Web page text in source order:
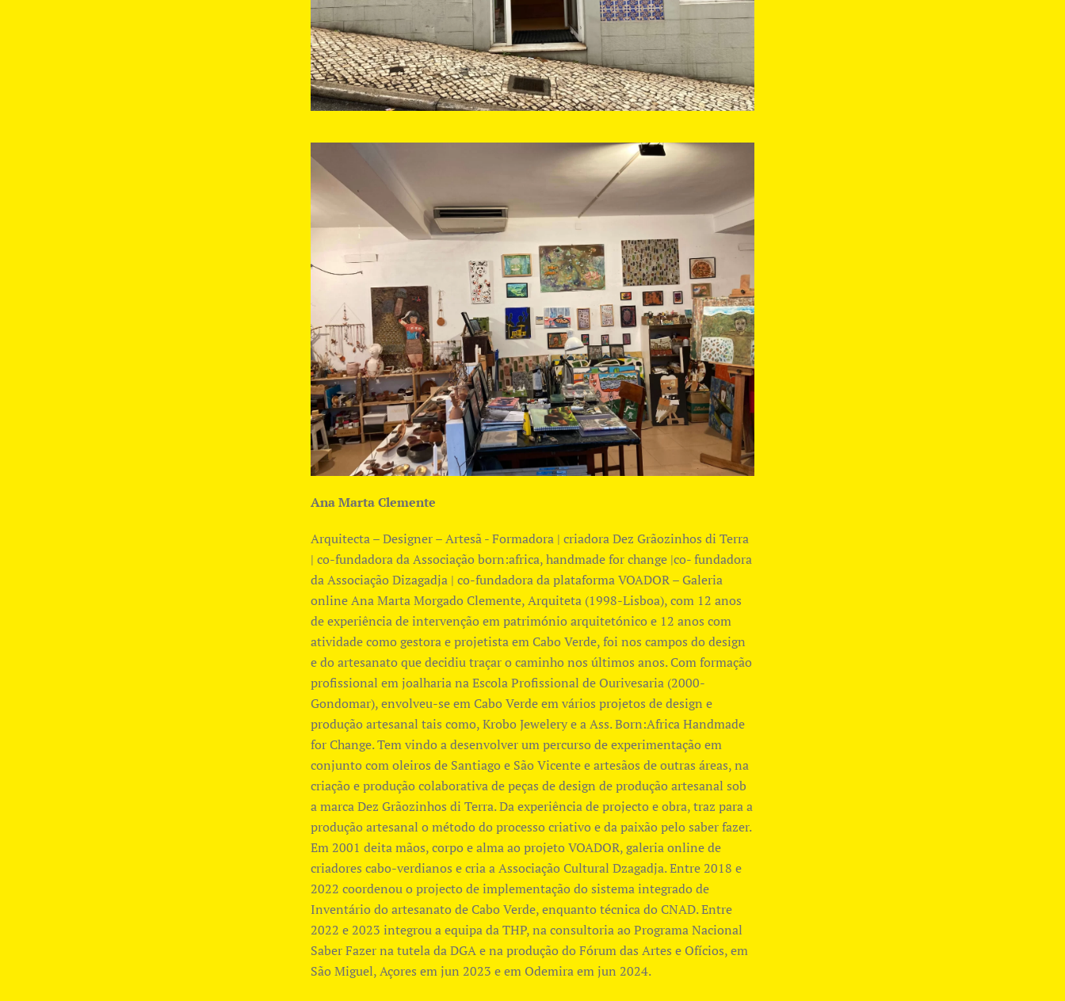
Ana Marta Clemente
Arquitecta – Designer – Artesã - Formadora | criadora Dez Grãozinhos di Terra
| co-fundadora da Associação born:africa, handmade for change |co- fundadora
da Associação Dizagadja | co-fundadora da plataforma VOADOR – Galeria
online Ana Marta Morgado Clemente, Arquiteta (1998-Lisboa), com 12 anos
de experiência de intervenção em património arquitetónico e 12 anos com
atividade como gestora e projetista em Cabo Verde, foi nos campos do design
e do artesanato que decidiu traçar o caminho nos últimos anos. Com formação
profissional em joalharia na Escola Profissional de Ourivesaria (2000-
Gondomar), envolveu-se em Cabo Verde em vários projetos de design e
produção artesanal tais como, Krobo Jewelery e a Ass. Born:Africa Handmade
for Change. Tem vindo a desenvolver um percurso de experimentação em
conjunto com oleiros de Santiago e São Vicente e artesãos de outras áreas, na
criação e produção colaborativa de peças de design de produção artesanal sob
a marca Dez Grãozinhos di Terra. Da experiência de projecto e obra, traz para a
produção artesanal o método do processo criativo e da paixão pelo saber fazer.
Em 2001 deita mãos, corpo e alma ao projeto VOADOR, galeria online de
criadores cabo-verdianos e cria a Associação Cultural Dzagadja. Entre 2018 e
2022 coordenou o projecto de implementação do sistema integrado de
Inventário do artesanato de Cabo Verde, enquanto técnica do CNAD. Entre
2022 e 2023 integrou a equipa da THP, na consultoria ao Programa Nacional
Saber Fazer na tutela da DGA e na produção do Fórum das Artes e Ofícios, em
São Miguel, Açores em jun 2023 e em Odemira em jun 2024.